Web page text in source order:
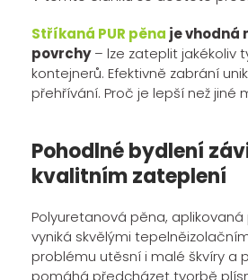
Stříkaná PUR pěna je vhodná
povrchy– lze zateplit jakékoliv
kontejnerů. Efektivně zabrání
přehřívání. Proč je lepší než jiné
Pohodlné bydlení
kvalitním zateplení
Polyuretanová pěna,
vyniká skvělými
problému utěsní i malé škvíry a
pomáhá předcházet tvorbě